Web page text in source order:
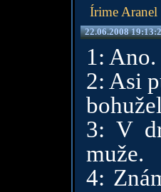
Írime Aranel
22.06.2008
1: Ano.
2: Asi
3: V
muže.
4: